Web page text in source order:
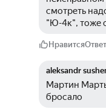
смотреть
"Ю-4к", тоже
Нравится
aleksandr
Мартин
бросало